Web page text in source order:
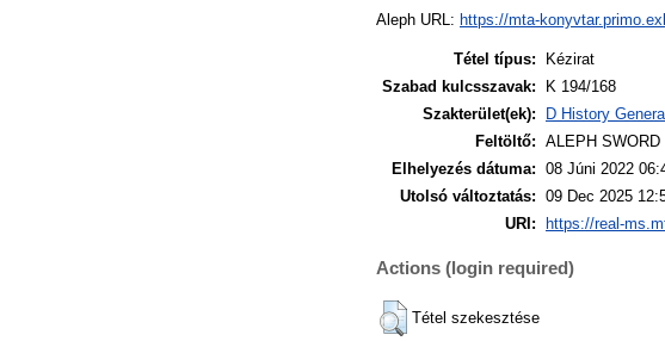
Aleph URL: https://mta-
Tétel típus:
Kézirat
Szabad kulcsszavak:
K 194/168
Szakterület(ek):
D History
Feltöltő: ALEPH SWORD
Elhelyezés dátuma: 08 Júni 2022
Utolsó változtatás: 09 Dec 2025
URI:
https://real-
Actions (login required)
Tétel szekesztése